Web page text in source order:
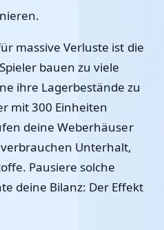
massive Verluste ist die
bauen zu viele
ihre Lagerbestände zu
mit 300 Einheiten
deine Weberhäuser
Unterhalt,
Pausiere solche
deine Bilanz: Der Effekt